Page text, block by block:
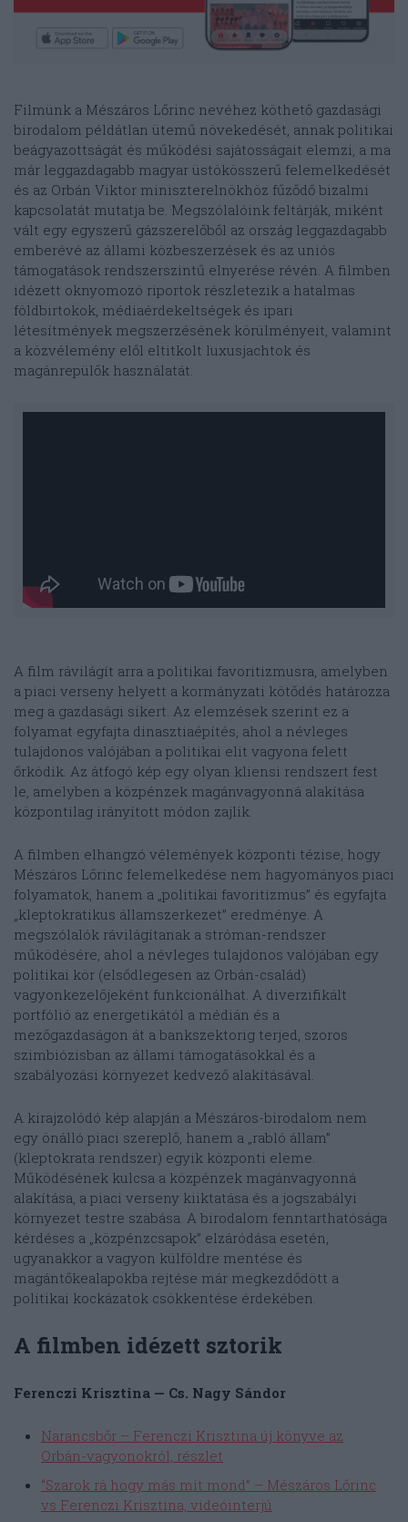
Filmünk a Mészáros Lőrinc nevéhez köthető gazdasági
birodalom példátlan ütemű növekedését, annak politikai
beágyazottságát és működési sajátosságait elemzi, a ma
már leggazdagabb magyar üstökösszerű felemelkedését
és az Orbán Viktor miniszterelnökhöz fűződő bizalmi
kapcsolatát mutatja be. Megszólalóink feltárják, miként
vált egy egyszerű gázszerelőből az ország leggazdagabb
emberévé az állami közbeszerzések és az uniós
támogatások rendszerszintű elnyerése révén. A filmben
idézett oknyomozó riportok részletezik a hatalmas
földbirtokok, médiaérdekeltségek és ipari
létesítmények megszerzésének körülményeit, valamint
a közvélemény elől eltitkolt luxusjachtok és
magánrepülők használatát.
A film rávilágít arra a politikai favoritizmusra, amelyben
a piaci verseny helyett a kormányzati kötődés határozza
meg a gazdasági sikert. Az elemzések szerint ez a
folyamat egyfajta dinasztiaépítés, ahol a névleges
tulajdonos valójában a politikai elit vagyona felett
őrködik. Az átfogó kép egy olyan kliensi rendszert fest
le, amelyben a közpénzek magánvagyonná alakítása
központilag irányított módon zajlik.
A filmben elhangzó vélemények központi tézise, hogy
Mészáros Lőrinc felemelkedése nem hagyományos piaci
folyamatok, hanem a „politikai favoritizmus” és egyfajta
„kleptokratikus államszerkezet” eredménye. A
megszólalók rávilágítanak a stróman-rendszer
működésére, ahol a névleges tulajdonos valójában egy
politikai kör (elsődlegesen az Orbán-család)
vagyonkezelőjeként funkcionálhat. A diverzifikált
portfólió az energetikától a médián és a
mezőgazdaságon át a bankszektorig terjed, szoros
szimbiózisban az állami támogatásokkal és a
szabályozási környezet kedvező alakításával.
A kirajzolódó kép alapján a Mészáros-birodalom nem
egy önálló piaci szereplő, hanem a „rabló állam”
(kleptokrata rendszer) egyik központi eleme.
Működésének kulcsa a közpénzek magánvagyonná
alakítása, a piaci verseny kiiktatása és a jogszabályi
környezet testre szabása. A birodalom fenntarthatósága
kérdéses a „közpénzcsapok” elzáródása esetén,
ugyanakkor a vagyon külföldre mentése és
magántőkealapokba rejtése már megkezdődött a
politikai kockázatok csökkentése érdekében.
A filmben idézett sztorik
Ferenczi Krisztina — Cs. Nagy Sándor
Narancsbőr – Ferenczi Krisztina új könyve az
Orbán-vagyonokról, részlet
“Szarok rá hogy más mit mond” – Mészáros Lőrinc
vs Ferenczi Krisztina, videóinterjú